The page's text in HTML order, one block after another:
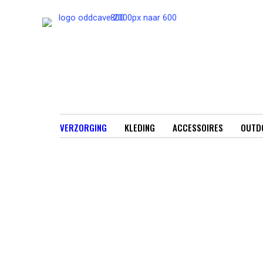
VERZORGING KLEDING ACCESSOIRES